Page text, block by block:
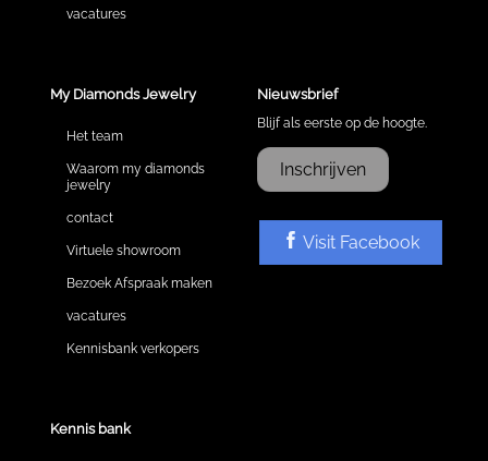
vacatures
My Diamonds Jewelry
Het team
Waarom my diamonds
jewelry
contact
Virtuele showroom
Bezoek Afspraak maken
vacatures
Kennisbank verkopers
Kennis bank
Nieuwsbrief
Blijf als eerste op de hoogte.
Inschrijven
Visit Facebook